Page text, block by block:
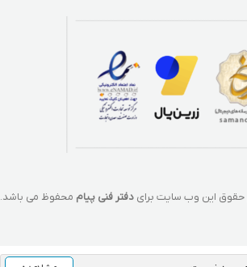
حقوق این وب سایت برای دفتر فنی پیام محفوظ می باشد.